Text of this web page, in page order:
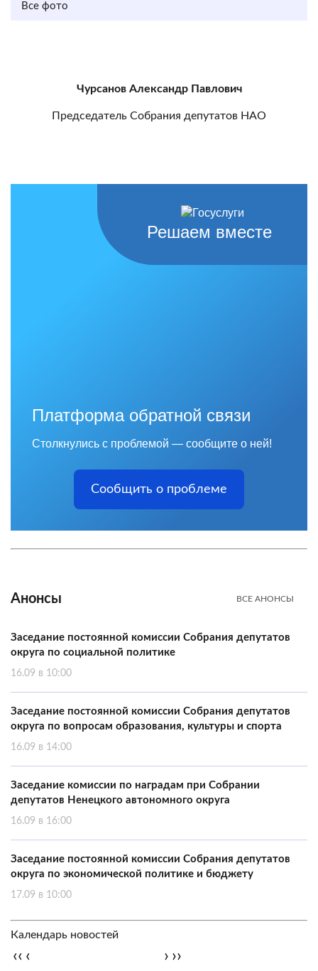
Все фото
Чурсанов Александр Павлович
Председатель Собрания депутатов НАО
Решаем вместе
Платформа обратной связи
Столкнулись с проблемой — сообщите о ней!
Сообщить о проблеме
Анонсы ВСЕ АНОНСЫ
Заседание постоянной комиссии Собрания депутатов
округа по социальной политике
16.09 в 10:00
Заседание постоянной комиссии Собрания депутатов
округа по вопросам образования, культуры и спорта
16.09 в 14:00
Заседание комиссии по наградам при Собрании
депутатов Ненецкого автономного округа
16.09 в 16:00
Заседание постоянной комиссии Собрания депутатов
округа по экономической политике и бюджету
17.09 в 10:00
Календарь новостей
‹‹ ‹ › ››